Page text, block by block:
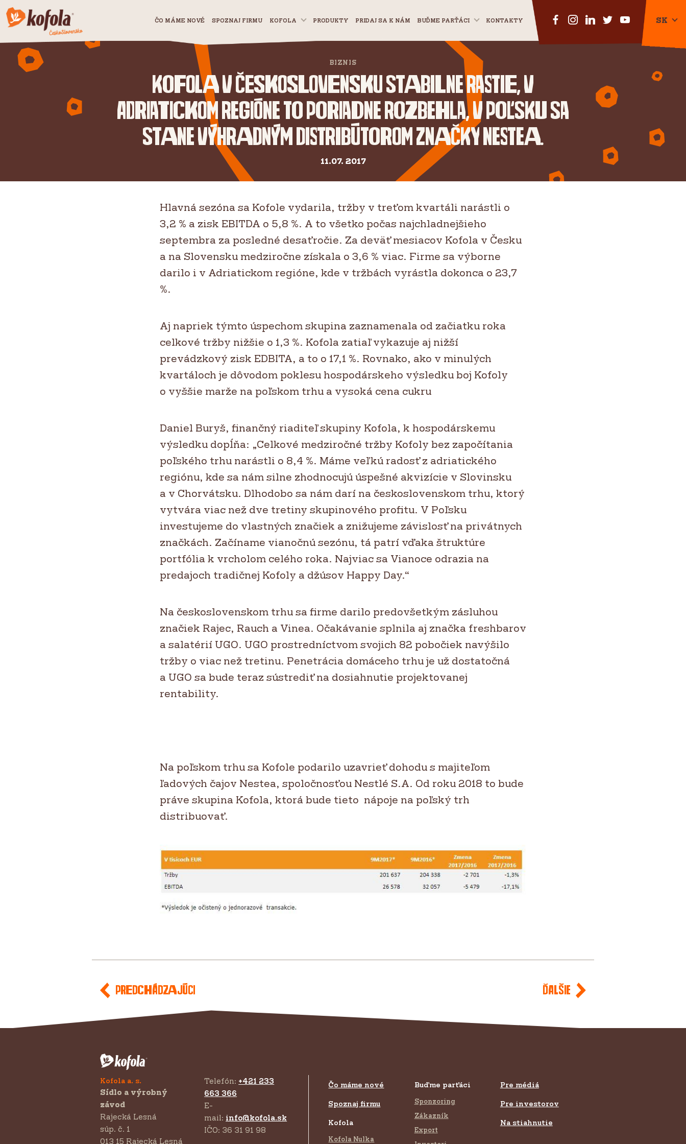
ČO MÁME NOVÉ SPOZNAJ FIRMU KOFOLA PRODUKTY PRIDAJ SA K NÁM BUĎME PARŤÁCI KONTAKTY SK
EN
BIZNIS
Kofola v Československu stabilne rastie, v
Adriatickom regióne to poriadne rozbehla, v Poľsku sa
stane výhradným distribútorom značky Nestea.
11.07. 2017
Hlavná sezóna sa Kofole vydarila, tržby v treťom kvartáli narástli o
3,2 % a zisk EBITDA o 5,8 %. A to všetko počas najchladnejšieho
septembra za posledné desaťročie. Za deväť mesiacov Kofola v Česku
a na Slovensku medziročne získala o 3,6 % viac. Firme sa výborne
darilo i v Adriatickom regióne, kde v tržbách vyrástla dokonca o 23,7
%.
Aj napriek týmto úspechom skupina zaznamenala od začiatku roka
celkové tržby nižšie o 1,3 %. Kofola zatiaľ vykazuje aj nižší
prevádzkový zisk EDBITA, a to o 17,1 %. Rovnako, ako v minulých
kvartáloch je dôvodom poklesu hospodárskeho výsledku boj Kofoly
o vyššie marže na poľskom trhu a vysoká cena cukru
Daniel Buryš, finančný riaditeľ skupiny Kofola, k hospodárskemu
výsledku dopĺňa: „Celkové medziročné tržby Kofoly bez započítania
poľského trhu narástli o 8,4 %. Máme veľkú radosť z adriatického
regiónu, kde sa nám silne zhodnocujú úspešné akvizície v Slovinsku
a v Chorvátsku. Dlhodobo sa nám darí na československom trhu, ktorý
vytvára viac než dve tretiny skupinového profitu. V Poľsku
investujeme do vlastných značiek a znižujeme závislosť na privátnych
značkách. Začíname vianočnú sezónu, tá patrí vďaka štruktúre
portfólia k vrcholom celého roka. Najviac sa Vianoce odrazia na
predajoch tradičnej Kofoly a džúsov Happy Day.“
Na československom trhu sa firme darilo predovšetkým zásluhou
značiek Rajec, Rauch a Vinea. Očakávanie splnila aj značka freshbarov
a salatérií UGO. UGO prostredníctvom svojich 82 pobočiek navýšilo
tržby o viac než tretinu. Penetrácia domáceho trhu je už dostatočná
a UGO sa bude teraz sústrediť na dosiahnutie projektovanej
rentability.
Na poľskom trhu sa Kofole podarilo uzavrieť dohodu s majiteľom
ľadových čajov Nestea, spoločnosťou Nestlé S.A. Od roku 2018 to bude
práve skupina Kofola, ktorá bude tieto nápoje na poľský trh
distribuovať.
Predchádzajúci Ďalšie
Kofola a. s.
Sídlo a výrobný
závod
Rajecká Lesná
súp. č. 1
013 15 Rajecká Lesná
Telefón: +421 233
663 366
E-
mail: info@kofola.sk
IČO: 36 31 91 98
Čo máme nové
Spoznaj firmu
Kofola
Kofola Nulka
Buďme parťáci
Sponzoring
Zákazník
Export
Pre médiá
Pre investorov
Na stiahnutie